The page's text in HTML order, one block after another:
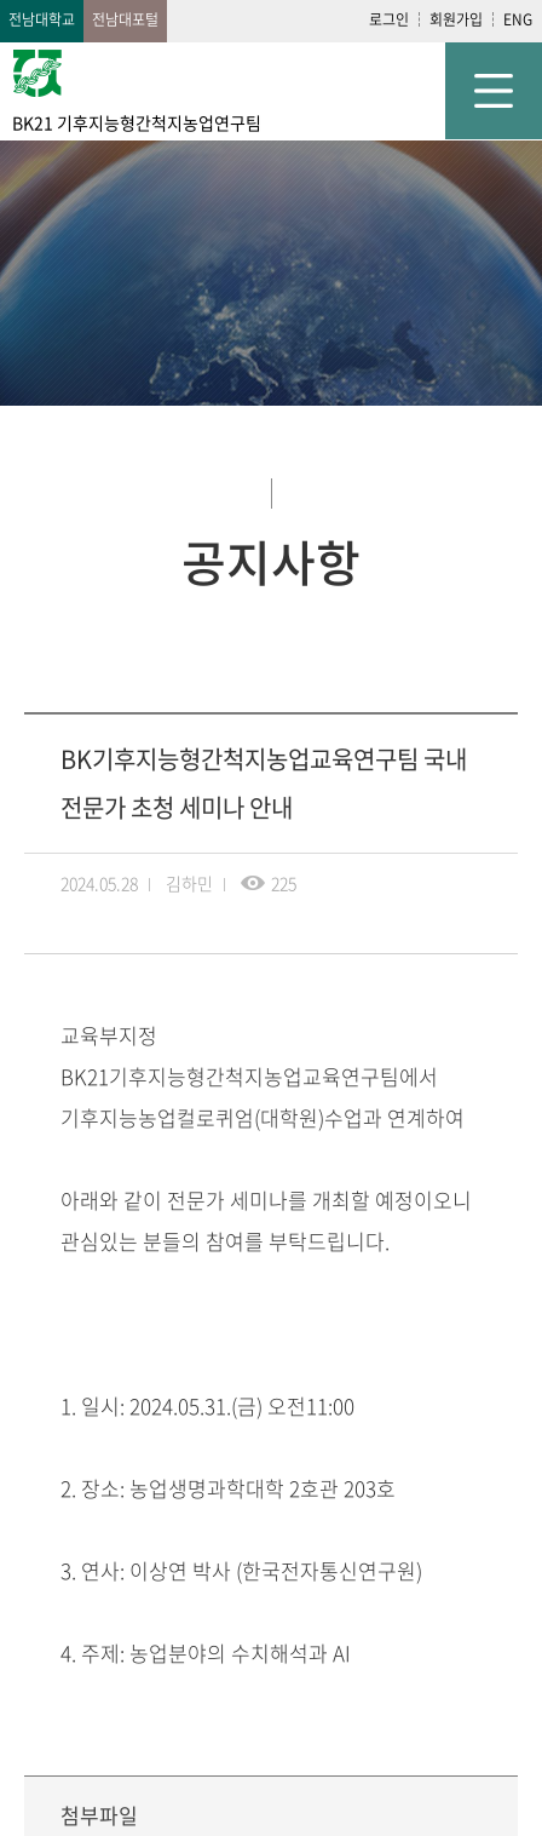
전남대학교 전남대포털 로그인 회원가입 ENG
BK21 기후지능형간척지농업연구팀
공지사항
BK기후지능형간척지농업교육연구팀 국내
전문가 초청 세미나 안내
2024.05.28 김하민 225
교육부지정
BK21기후지능형간척지농업교육연구팀에서
기후지능농업컬로퀴엄(대학원)수업과 연계하여
아래와 같이 전문가 세미나를 개최할 예정이오니
관심있는 분들의 참여를 부탁드립니다.
1. 일시: 2024.05.31.(금) 오전11:00
2. 장소: 농업생명과학대학 2호관 203호
3. 연사: 이상연 박사 (한국전자통신연구원)
4. 주제: 농업분야의 수치해석과 AI
첨부파일